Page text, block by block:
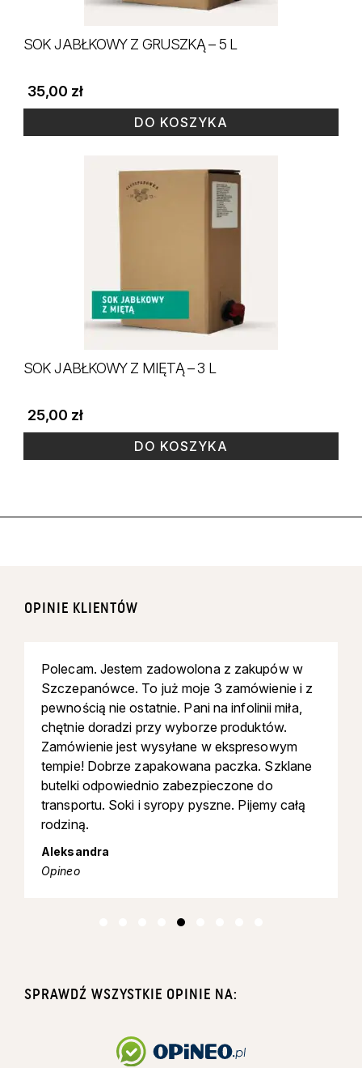
SOK JABŁKOWY Z GRUSZKĄ – 5 L
35,00 zł
DO KOSZYKA
SOK JABŁKOWY Z MIĘTĄ – 3 L
25,00 zł
DO KOSZYKA
OPINIE KLIENTÓW
Polecam. Jestem zadowolona z zakupów w
Szczepanówce. To już moje 3 zamówienie i z
pewnością nie ostatnie. Pani na infolinii miła,
chętnie doradzi przy wyborze produktów.
Zamówienie jest wysyłane w ekspresowym
tempie! Dobrze zapakowana paczka. Szklane
butelki odpowiednio zabezpieczone do
transportu. Soki i syropy pyszne. Pijemy całą
rodziną.
Aleksandra
Opineo
SPRAWDŹ WSZYSTKIE OPINIE NA: